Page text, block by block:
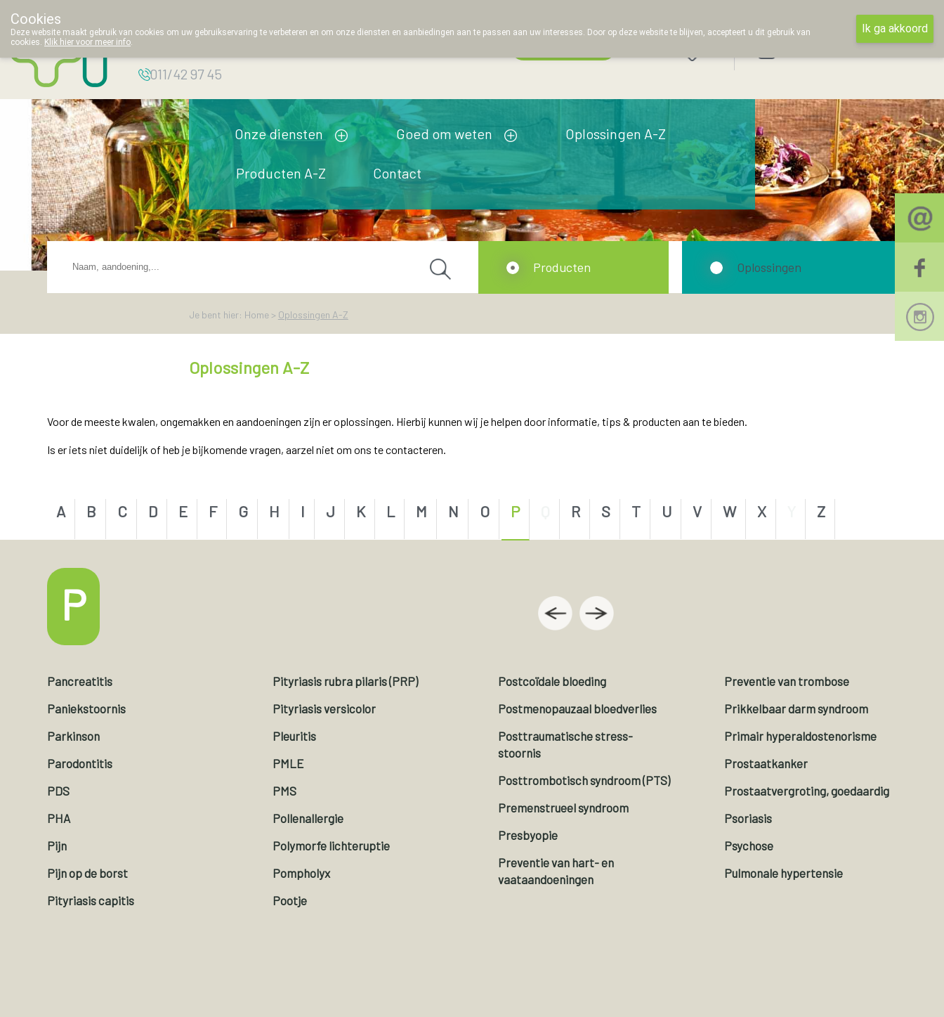
Apotheek
011/42 97 45
Onze diensten Goed om weten Oplossingen A-Z
Producten A-Z Contact
Je bent hier: Home > Oplossingen A-Z
Oplossingen A-Z
Producten Oplossingen
Voor de meeste kwalen, ongemakken en aandoeningen zijn er oplossingen. Hierbij kunnen wij je helpen door informatie, tips & producten aan te bieden.
Is er iets niet duidelijk of heb je bijkomende vragen, aarzel niet om ons te contacteren.
A B C D E F G H I J K L M N O P R S T U V W X Z
P
Pancreatitis
Paniekstoornis
Parkinson
Parodontitis
PDS
PHA
Pijn
Pijn op de borst
Pityriasis capitis
Pityriasis rubra pilaris (PRP)
Pityriasis versicolor
Pleuritis
PMLE
PMS
Pollenallergie
Polymorfe lichteruptie
Pompholyx
Pootje
Postcoïdale bloeding
Postmenopauzaal bloedverlies
Posttraumatische stress-
stoornis
Posttrombotisch syndroom (PTS)
Premenstrueel syndroom
Presbyopie
Preventie van hart- en
vaataandoeningen
Preventie van trombose
Prikkelbaar darm syndroom
Primair hyperaldostenorisme
Prostaatkanker
Prostaatvergroting, goedaardig
Psoriasis
Psychose
Pulmonale hypertensie
Cookies
Deze website maakt gebruik van cookies om uw gebruikservaring te verbeteren en om onze diensten en aanbiedingen aan te passen aan uw interesses. Door op deze website te blijven, accepteert u dit gebruik van
cookies. Klik hier voor meer info.
Ik ga akkoord